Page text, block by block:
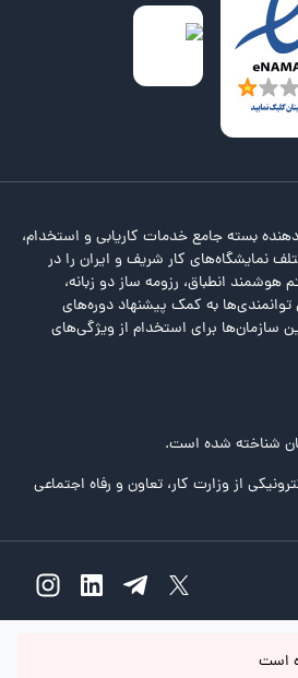
است
بسته جامع خدمات کاریابی و استخدام،
نمایشگاه‌های کار شریف و ایران را در
هوشمند انطباق، رزومه ساز دو زبانه،
به کمک پیشنهاد دوره‌های
سازمان‌ها برای استخدام از ویژگی‌های
شناخته شده است.
از وزارت کار، تعاون و رفاه اجتماعی